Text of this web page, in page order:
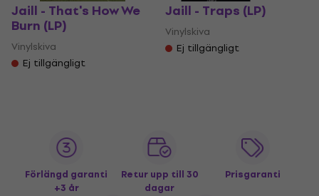
Jaill - That's How We
Burn (LP)
Vinylskiva
Ej tillgängligt
Jaill - Traps (LP)
Vinylskiva
Ej tillgängligt
Förlängd garanti
+3 år
Retur upp till 30
dagar
Prisgaranti